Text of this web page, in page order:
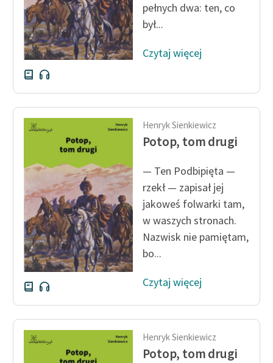
pełnych dwa: ten, co
był...
Czytaj więcej
Henryk Sienkiewicz
Potop, tom drugi
— Ten Podbipięta —
rzekł — zapisał jej
jakoweś folwarki tam,
w waszych stronach.
Nazwisk nie pamiętam,
bo...
Czytaj więcej
Henryk Sienkiewicz
Potop, tom drugi